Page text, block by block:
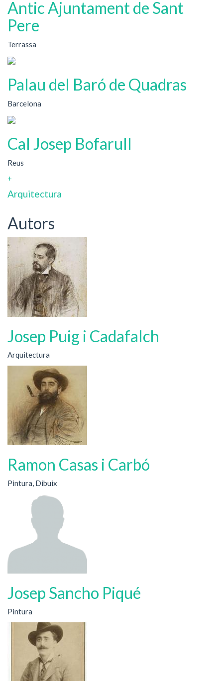
Antic Ajuntament de Sant
Pere
Terrassa
Palau del Baró de Quadras
Barcelona
Cal Josep Bofarull
Reus
+
Arquitectura
Autors
Josep Puig i Cadafalch
Arquitectura
Ramon Casas i Carbó
Pintura, Dibuix
Josep Sancho Piqué
Pintura